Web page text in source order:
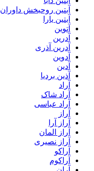
آبتین روحبخش داوران
آبتین یارا
آتوین
آدرین
آدرین آذری
آدوین
آدین
آذین بردیا
آراد
آراد شاک
آراد عباسی
آراز
آراز آرا
آراز المان
آراز نصیری
آراکو
آراکوم